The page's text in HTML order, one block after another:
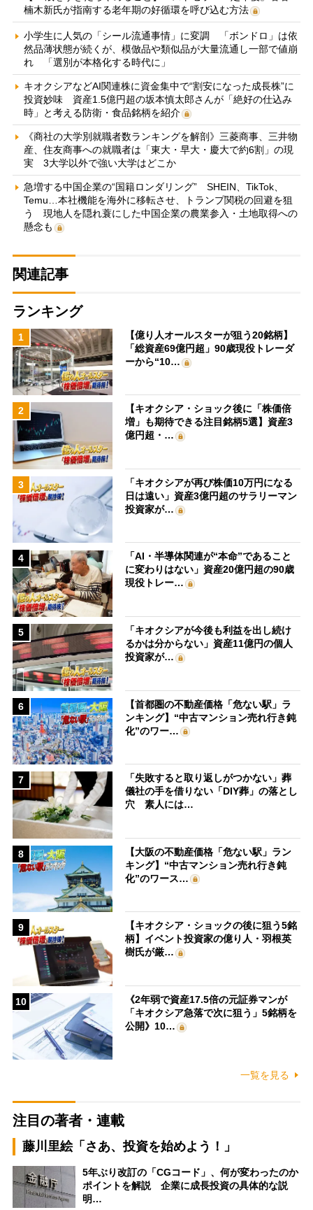
楠木新氏が指南する老年期の好循環を呼び込む方法
小学生に人気の「シール流通事情」に変調 「ボンドロ」は依
然品薄状態が続くが、模倣品や類似品が大量流通し一部で値崩
れ 「選別が本格化する時代に」
キオクシアなどAI関連株に資金集中で“割安になった成長株”に
投資妙味 資産1.5億円超の坂本慎太郎さんが「絶好の仕込み
時」と考える防衛・食品銘柄を紹介
《商社の大学別就職者数ランキングを解剖》三菱商事、三井物
産、住友商事への就職者は「東大・早大・慶大で約6割」の現
実 3大学以外で強い大学はどこか
急増する中国企業の“国籍ロンダリング” SHEIN、TikTok、
Temu…本社機能を海外に移転させ、トランプ関税の回避を狙
う 現地人を隠れ蓑にした中国企業の農業参入・土地取得への
懸念も
関連記事
ランキング
1
【億り人オールスターが狙う20銘柄】
「総資産69億円超」90歳現役トレーダ
ーから“10…
2
【キオクシア・ショック後に「株価倍
増」も期待できる注目銘柄5選】資産3
億円超・…
3
「キオクシアが再び株価10万円になる
日は遠い」資産3億円超のサラリーマン
投資家が…
4
「AI・半導体関連が“本命”であること
に変わりはない」資産20億円超の90歳
現役トレー…
5
「キオクシアが今後も利益を出し続け
るかは分からない」資産11億円の個人
投資家が…
6
【首都圏の不動産価格「危ない駅」ラ
ンキング】“中古マンション売れ行き鈍
化”のワー…
7
「失敗すると取り返しがつかない」葬
儀社の手を借りない「DIY葬」の落とし
穴 素人には…
8
【大阪の不動産価格「危ない駅」ラン
キング】“中古マンション売れ行き鈍
化”のワース…
9
【キオクシア・ショックの後に狙う5銘
柄】イベント投資家の億り人・羽根英
樹氏が厳…
10
《2年弱で資産17.5倍の元証券マンが
「キオクシア急落で次に狙う」5銘柄を
公開》10…
一覧を見る
注目の著者・連載
藤川里絵「さあ、投資を始めよう！」
5年ぶり改訂の「CGコード」、何が変わったのか
ポイントを解説 企業に成長投資の具体的な説
明…